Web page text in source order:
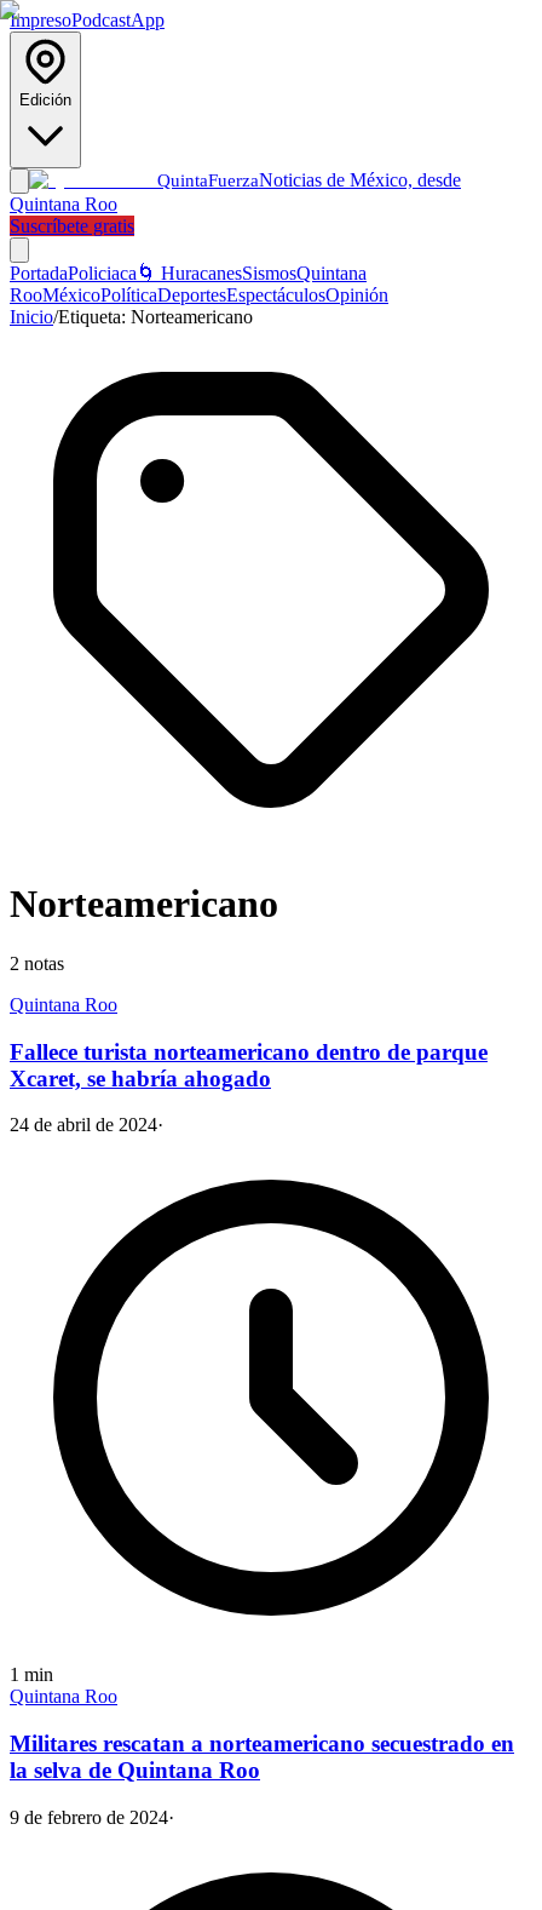
ImpresoPodcastApp
Edición
QuintaFuerzaNoticias de México, desde
Quintana Roo
Suscríbete gratis
PortadaPoliciaca 🌀 HuracanesSismosQuintana
RooMéxicoPolíticaDeportesEspectáculosOpinión
Inicio/Etiqueta: Norteamericano
Norteamericano
2 notas
Quintana Roo
Fallece turista norteamericano dentro de parque
Xcaret, se habría ahogado
24 de abril de 2024·
1 min
Quintana Roo
Militares rescatan a norteamericano secuestrado en
la selva de Quintana Roo
9 de febrero de 2024·